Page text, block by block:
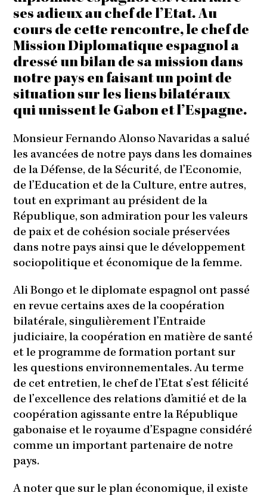
ses adieux au chef de l’Etat. Au
cours de cette rencontre, le chef de
Mission Diplomatique espagnol a
dressé un bilan de sa mission dans
notre pays en faisant un point de
situation sur les liens bilatéraux
qui unissent le Gabon et l’Espagne.
Monsieur Fernando Alonso Navaridas a salué
les avancées de notre pays dans les domaines
de la Défense, de la Sécurité, de l’Economie,
de l’Education et de la Culture, entre autres,
tout en exprimant au président de la
République, son admiration pour les valeurs
de paix et de cohésion sociale préservées
dans notre pays ainsi que le développement
sociopolitique et économique de la femme.
Ali Bongo et le diplomate espagnol ont passé
en revue certains axes de la coopération
bilatérale, singulièrement l’Entraide
judiciaire, la coopération en matière de santé
et le programme de formation portant sur
les questions environnementales. Au terme
de cet entretien, le chef de l’Etat s’est félicité
de l’excellence des relations d’amitié et de la
coopération agissante entre la République
gabonaise et le royaume d’Espagne considéré
comme un important partenaire de notre
pays.
A noter que sur le plan économique, il existe